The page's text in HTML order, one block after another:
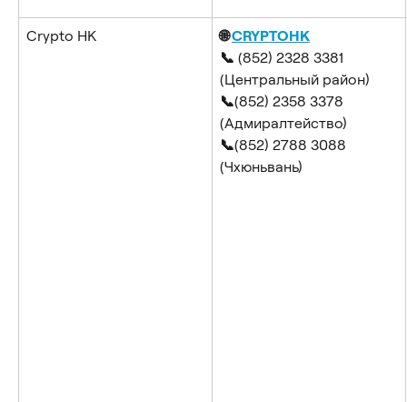
Crypto HK 🌐 CRYPTOHK
📞 (852) 2328 3381
(Центральный район)
📞(852) 2358 3378
(Адмиралтейство)
📞(852) 2788 3088
(Чхюньвань)